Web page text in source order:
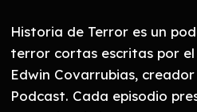
Historia de Terror es un
terror cortas escritas por
Edwin Covarrubias,
Podcast. Cada episodio